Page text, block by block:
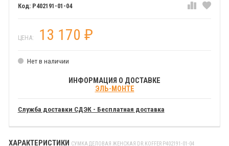
P402191-01-04
ЦЕНА: 13 170 ₽
Нет в наличии
ИНФОРМАЦИЯ О ДОСТАВКЕ
ЭЛЬ-МОНТЕ
Служба доставки СДЭК - Бесплатная доставка
ХАРАКТЕРИСТИКИ СУМКА ДЕЛОВАЯ ЖЕНСКАЯ DR.KOFFER P402191-01-04